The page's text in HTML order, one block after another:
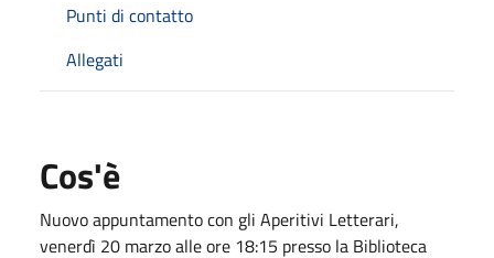
Punti di contatto
Allegati
Cos'è
Nuovo appuntamento con gli Aperitivi Letterari,
venerdì 20 marzo alle ore 18:15 presso la Biblioteca